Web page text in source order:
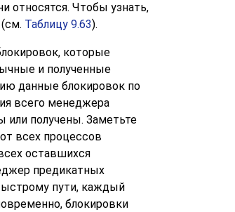
относятся. Чтобы узнать,
(см. Таблицу 9.63).
которые
и полученные
данные блокировок по
всего менеджера
или получены. Заметьте
всех процессов
оставшихся
предикатных
пути, каждый
блокировки